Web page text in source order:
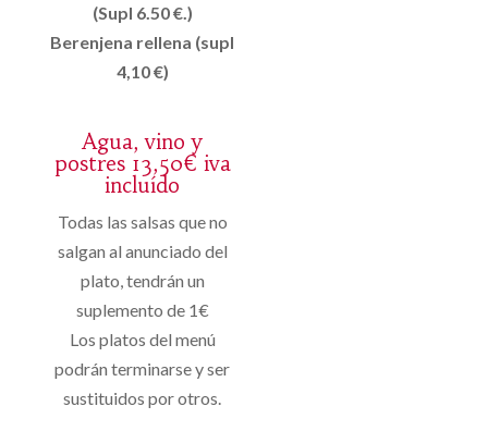
(Supl 6.50 €.)
Berenjena rellena (supl
4,10 €)
Agua, vino y
postres 13,50€ iva
incluído
Todas las salsas que no
salgan al anunciado del
plato, tendrán un
suplemento de 1€
Los platos del menú
podrán terminarse y ser
sustituidos por otros.